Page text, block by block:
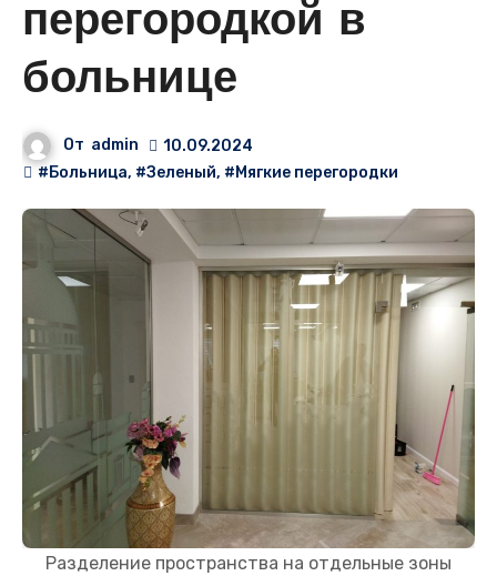
перегородкой в
больнице
От admin
10.09.2024
#Больница, #Зеленый, #Мягкие перегородки
Разделение пространства на отдельные зоны